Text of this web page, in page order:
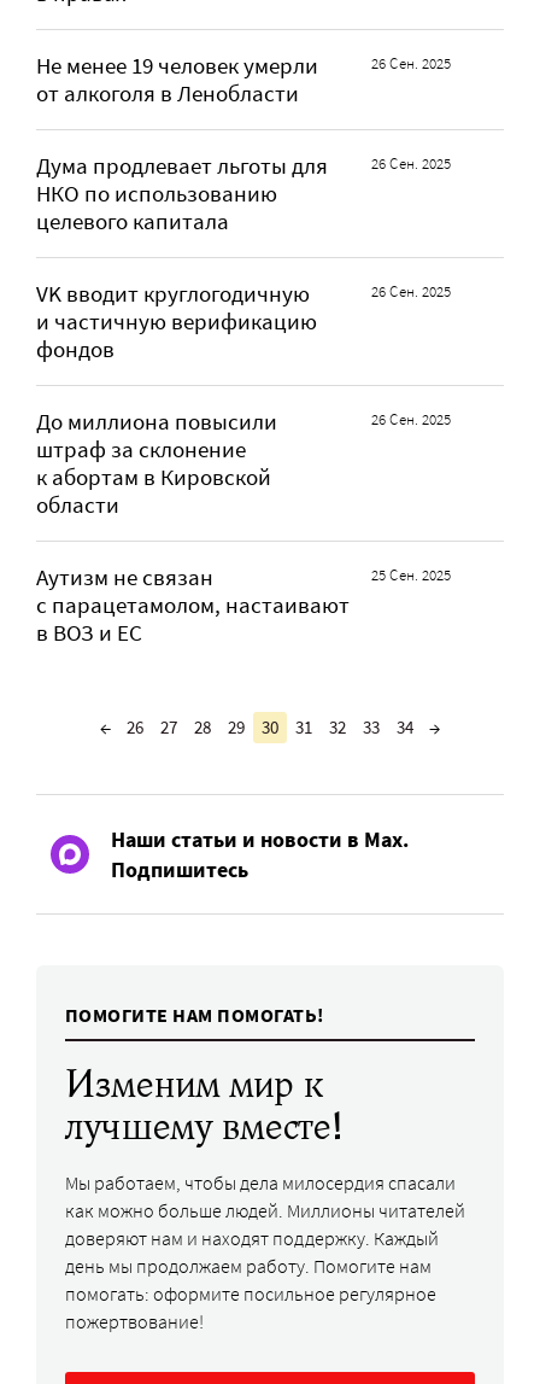
Не менее 19 человек умерли
от алкоголя в Ленобласти
26 Сен. 2025
Дума продлевает льготы для
НКО по использованию
целевого капитала
26 Сен. 2025
VK вводит круглогодичную
и частичную верификацию
фондов
26 Сен. 2025
До миллиона повысили
штраф за склонение
к абортам в Кировской
области
26 Сен. 2025
Аутизм не связан
с парацетамолом, настаивают
в ВОЗ и ЕС
25 Сен. 2025
← 26 27 28 29 30 31 32 33 34 →
Наши статьи и новости в Max.
Подпишитесь
ПОМОГИТЕ НАМ ПОМОГАТЬ!
Изменим мир к
лучшему вместе!
Мы работаем, чтобы дела милосердия спасали
как можно больше людей. Миллионы читателей
доверяют нам и находят поддержку. Каждый
день мы продолжаем работу. Помогите нам
помогать: оформите посильное регулярное
пожертвование!